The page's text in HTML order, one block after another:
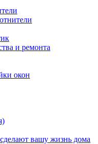
и ремонта
окон
вашу жизнь дома